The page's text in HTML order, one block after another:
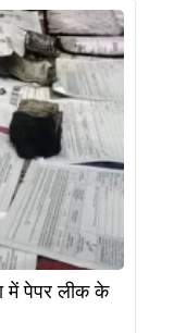
में पेपर लीक के